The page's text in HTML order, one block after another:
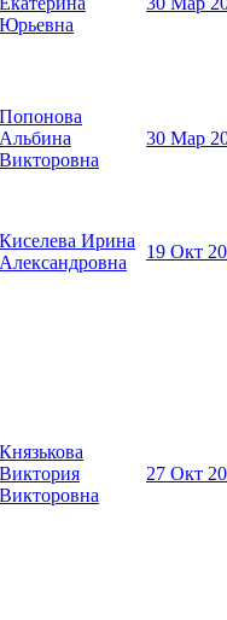
Юрьевна
Попонова
Альбина
Викторовна
30 Мар
Киселева Ирина
Александровна
19 Окт
Князькова
Виктория
Викторовна
27 Окт